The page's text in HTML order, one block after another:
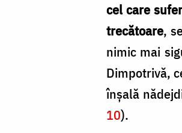
cel care
trecătoare,
nimic mai
Dimpotrivă,
înșală
10).